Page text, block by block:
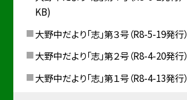
KB)
大野中だより「志」第３号（R8-5-19発行）
大野中だより「志」第２号（R8-4-20発行）
大野中だより「志」第１号（R8-4-13発行）